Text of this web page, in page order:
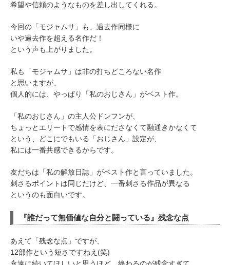
希望や信頼のようなものを差し出してくれる。
今回の「モジャムサ」も、過去作同様に
いや過去作を超える名作だ！
という声も上がりました。
私も「モジャムサ」は非の打ちどころない名作
と思いますが、
個人的には、やっぱり「私のおじさん」がベスト作。
「私のおじさん」の主人公ドンフンが、
ちょっとエリートで感情を表にださなくて融通きかなくて
という、どこにでもいる「おじさん」設定が、
私には一番共感できるからです。
友だちは「私の解放日誌」がベスト作と言っていました。
刺さるポイントは同じだけど、一番刺さる作品が異なる
というのも面白いです。
『誰だって無価値な自分と闘っている』残念な点
あえて「残念な点」ですが、
12部作という短さですねえ(笑)